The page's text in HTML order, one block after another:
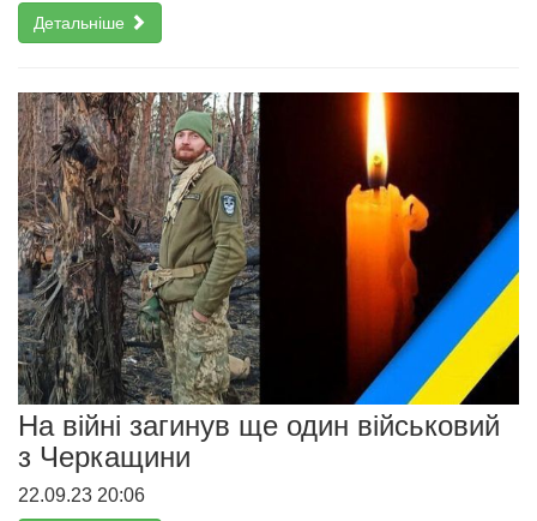
Детальніше
На війні загинув ще один військовий
з Черкащини
22.09.23 20:06